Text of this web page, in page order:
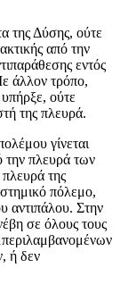
της Δύσης, ούτε
από την
εντός
άλλον τρόπο,
υπήρξε, ούτε
της πλευρά.
γίνεται
την πλευρά των
της
πόλεμο,
αντιπάλου. Στην
σε όλους τους
ή δεν